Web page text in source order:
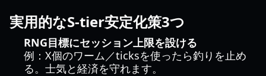
実用的なS-tier安定化策3つ
RNG目標にセッション上限を設ける
例：X個のワーム／ticksを使ったら釣りを止め
る。士気と経済を守れます。